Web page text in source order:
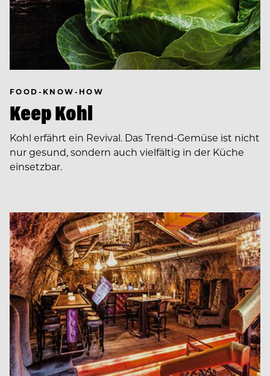
FOOD-KNOW-HOW
Keep Kohl
Kohl erfährt ein Revival. Das Trend-Gemüse ist nicht
nur gesund, sondern auch vielfältig in der Küche
einsetzbar.